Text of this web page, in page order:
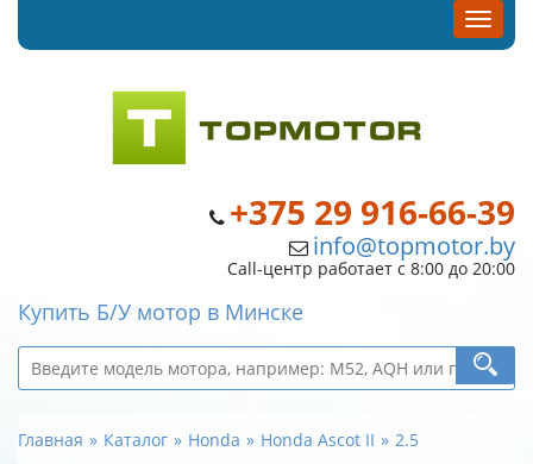
+375 29 916-66-39
info@topmotor.by
Call-центр работает с 8:00 до 20:00
Купить Б/У мотор в Минске
Главная Каталог Honda Honda Ascot II 2.5